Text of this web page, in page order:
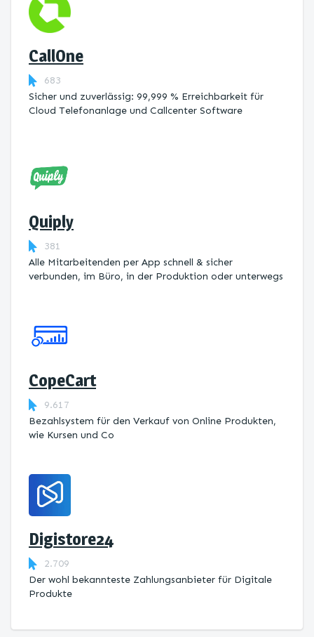
CallOne
683
Sicher und zuverlässig: 99,999 % Erreichbarkeit für
Cloud Telefonanlage und Callcenter Software
Quiply
381
Alle Mitarbeitenden per App schnell & sicher
verbunden, im Büro, in der Produktion oder unterwegs
CopeCart
9.617
Bezahlsystem für den Verkauf von Online Produkten,
wie Kursen und Co
Digistore24
2.709
Der wohl bekannteste Zahlungsanbieter für Digitale
Produkte